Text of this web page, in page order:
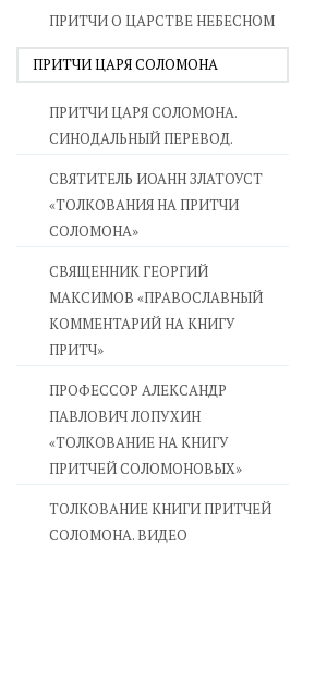
ПРИТЧИ О ЦАРСТВЕ НЕБЕСНОМ
ПРИТЧИ ЦАРЯ СОЛОМОНА
ПРИТЧИ ЦАРЯ СОЛОМОНА.
СИНОДАЛЬНЫЙ ПЕРЕВОД.
СВЯТИТЕЛЬ ИОАНН ЗЛАТОУСТ
«ТОЛКОВАНИЯ НА ПРИТЧИ
СОЛОМОНА»
CВЯЩЕННИК ГЕОРГИЙ
МАКСИМОВ «ПРАВОСЛАВНЫЙ
КОММЕНТАРИЙ НА КНИГУ
ПРИТЧ»
ПРОФЕССОР АЛЕКСАНДР
ПАВЛОВИЧ ЛОПУХИН
«ТОЛКОВАНИЕ НА КНИГУ
ПРИТЧЕЙ СОЛОМОНОВЫХ»
ТОЛКОВАНИЕ КНИГИ ПРИТЧЕЙ
СОЛОМОНА. ВИДЕО